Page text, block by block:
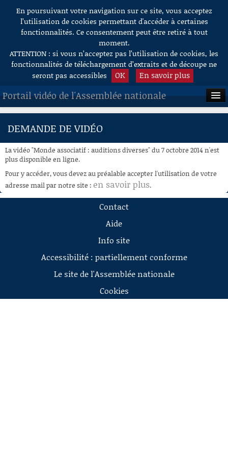
Aller au contenu
En poursuivant votre navigation sur ce site, vous acceptez
l’utilisation de cookies permettant d'accéder à certaines
fonctionnalités. Ce consentement peut être retiré à tout
moment.
ATTENTION : si vous n’acceptez pas l’utilisation de cookies, les
fonctionnalités de téléchargement d’extraits et de découpe ne
seront pas accessibles
OK En savoir plus
Portail vidéo de l'Assemblée nationale
ACCUEIL
À LA DEMANDE
RECHERCHE
AIDE À LA DÉCOUPE
DEMANDE DE VIDÉO
La vidéo "Monde associatif : auditions diverses" du 7 octobre 2014 n'est
plus disponible en ligne.
Pour y accéder, vous devez au préalable accepter l'utilisation de votre
adresse mail par notre site : en savoir plus.
Contact
Aide
Info site
Accessibilité : partiellement conforme
Le site de l'Assemblée nationale
Cookies